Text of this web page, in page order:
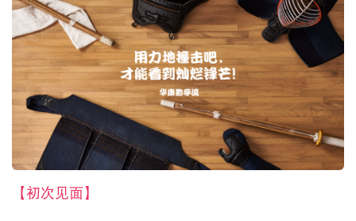
【初次见面】